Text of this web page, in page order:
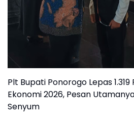
Plt Bupati Ponorogo Lepas
Ekonomi 2026, Pesan
Senyum